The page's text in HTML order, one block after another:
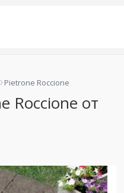
Pietrone Roccione
Roccione от